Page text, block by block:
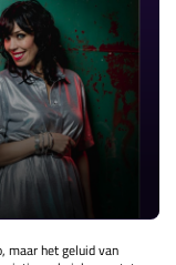
maar het geluid van